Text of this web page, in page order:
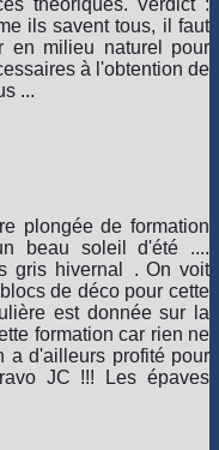
ils savent tous, il faut
en milieu naturel pour
à l'obtention de
...
plongée de formation
beau soleil d'été ....
gris hivernal
. On voit
de déco pour cette
est donnée sur la
formation car rien ne
a d'ailleurs profité pour
JC !!! Les épaves